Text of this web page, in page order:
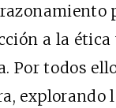
a la ética
Por todos
explorando